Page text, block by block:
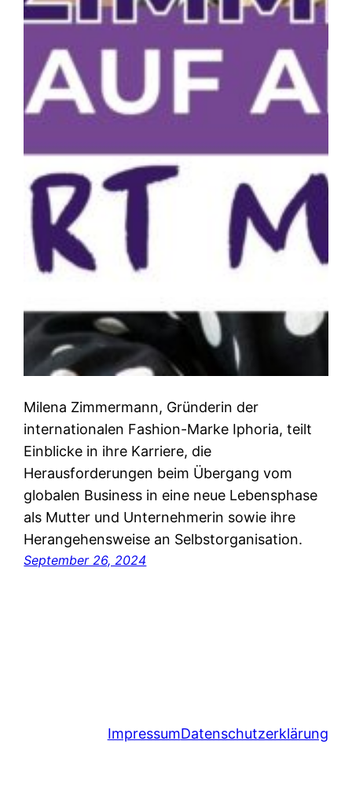
Milena Zimmermann, Gründerin der
internationalen Fashion-Marke Iphoria, teilt
Einblicke in ihre Karriere, die
Herausforderungen beim Übergang vom
globalen Business in eine neue Lebensphase
als Mutter und Unternehmerin sowie ihre
Herangehensweise an Selbstorganisation.
September 26, 2024
ImpressumDatenschutzerklärung